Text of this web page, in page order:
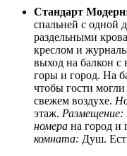
Стандарт
спальней с одной
раздельными
креслом и
выход на балкон
горы и город. На
чтобы гости могли
свежем воздухе.
этаж. Размещение:
номера на город и
комната: Душ.